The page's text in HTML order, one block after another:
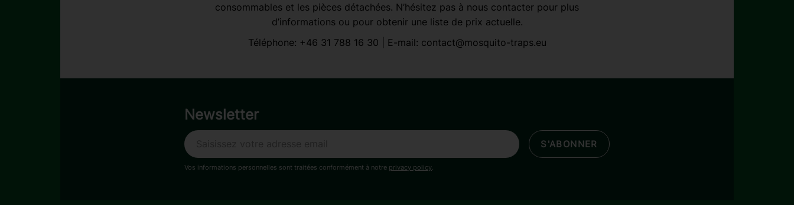
consommables et les pièces détachées. N’hésitez pas à nous contacter pour plus
d’informations ou pour obtenir une liste de prix actuelle.
Téléphone: +46 31 788 16 30 | E-mail: contact@mosquito-traps.eu
Newsletter
S'ABONNER
Vos informations personnelles sont traitées conformément à notre privacy policy